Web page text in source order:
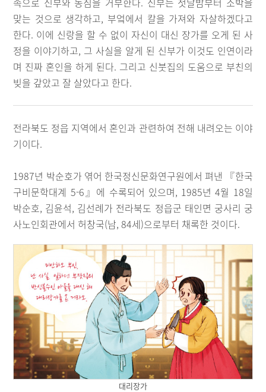
맞는 것으로 생각하고, 부엌에서 칼을 가져와 자살하겠다고
한다. 이에 신랑을 할 수 없이 자신이 대신 장가를 오게 된 사
정을 이야기하고, 그 사실을 알게 된 신부가 이것도 인연이라
며 진짜 혼인을 하게 된다. 그리고 신붓집의 도움으로 부친의
빚을 갚았고 잘 살았다고 한다.
전라북도 정읍 지역에서 혼인과 관련하여 전해 내려오는 이야
기이다.
1987년 박순호가 엮어 한국정신문화연구원에서 펴낸 『한국
구비문학대계 5-6』에 수록되어 있으며, 1985년 4월 18일
박순호, 김윤석, 김선례가 전라북도 정읍군 태인면 궁사리 궁
사노인회관에서 허창국(남, 84세)으로부터 채록한 것이다.
대리장가